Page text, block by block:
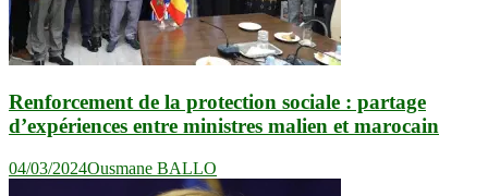
Renforcement de la protection sociale : partage
d’expériences entre ministres malien et marocain
04/03/2024Ousmane BALLO